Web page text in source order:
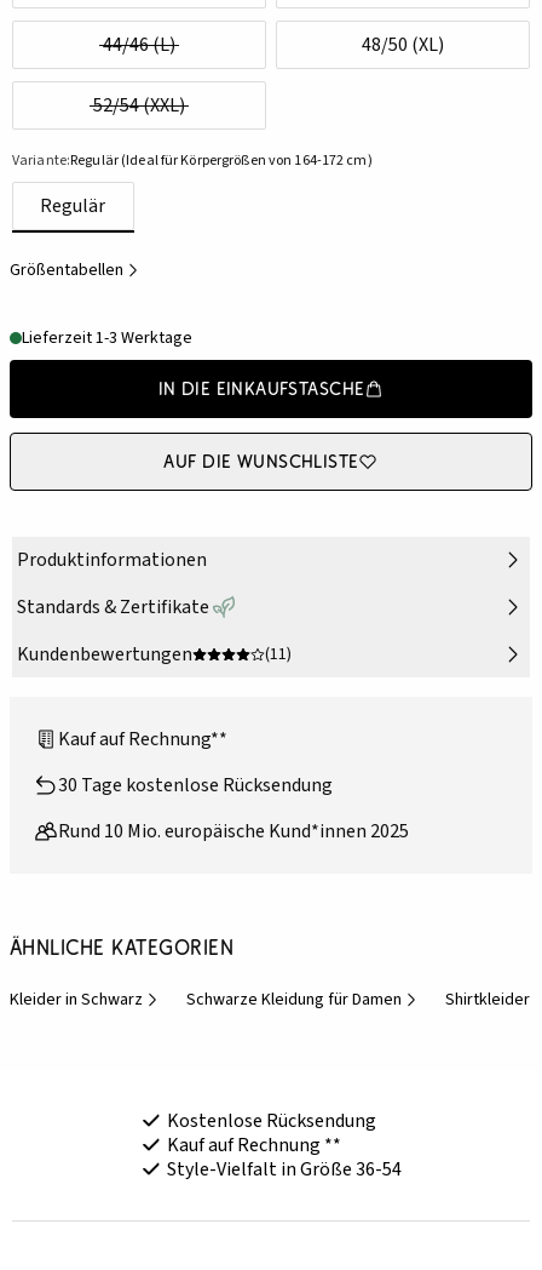
44/46 (L) 48/50 (XL)
52/54 (XXL)
Variante:Regulär (Ideal für Körpergrößen von 164-172 cm)
Regulär
Größentabellen
Lieferzeit 1-3 Werktage
In die Einkaufstasche
Auf die Wunschliste
Produktinformationen
Standards & Zertifikate
Kundenbewertungen
(11)
Kauf auf Rechnung**
30 Tage kostenlose Rücksendung
Rund 10 Mio. europäische Kund*innen 2025
Ähnliche Kategorien
Kleider in Schwarz Schwarze Kleidung für Damen Shirtkleider
Kostenlose Rücksendung
Kauf auf Rechnung **
Style-Vielfalt in Größe 36-54